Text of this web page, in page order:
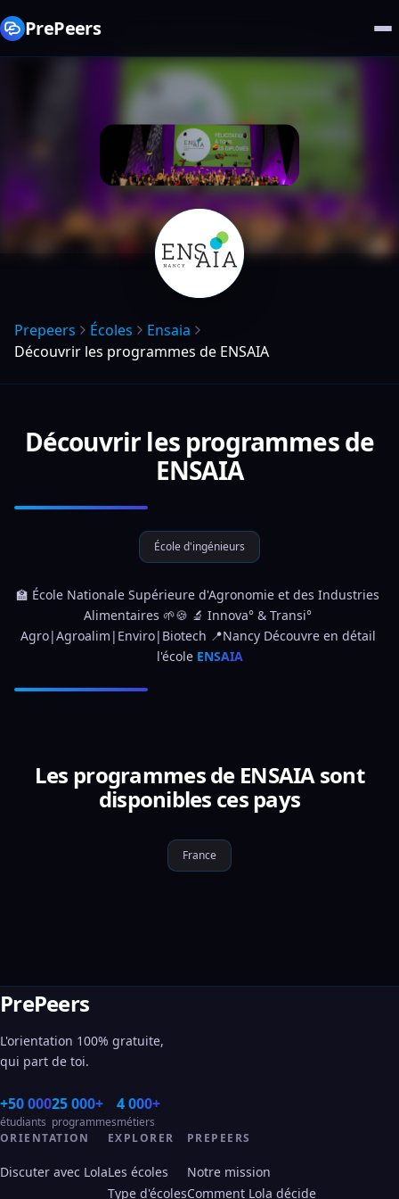
PrePeers
Prepeers Écoles
Ensaia
Découvrir les programmes de ENSAIA
Découvrir les programmes de
ENSAIA
École d'ingénieurs
🏫 École Nationale Supérieure d'Agronomie et des Industries
Alimentaires 🌱🍪 🔬 Innova° & Transi°
Agro|Agroalim|Enviro|Biotech 📍Nancy Découvre en détail
l'école ENSAIA
Les programmes de ENSAIA sont
disponibles ces pays
France
PrePeers
L'orientation 100% gratuite,
qui part de toi.
+50 000
étudiants
25 000+
programmes
4 000+
métiers
ORIENTATION
Discuter avec Lola
EXPLORER
Les écoles
Type d'écoles
PREPEERS
Notre mission
Comment Lola décide